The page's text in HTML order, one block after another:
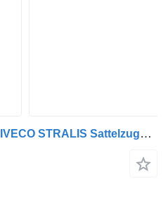
IVECO 504232501 Tür für IVECO STRALIS Sattelzugmaschine